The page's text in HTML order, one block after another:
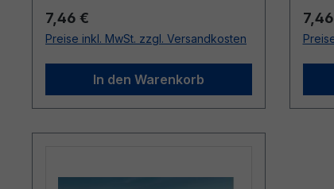
Regulärer Preis:
7,46 €
Preise inkl. MwSt. zzgl. Versandkosten
In den Warenkorb